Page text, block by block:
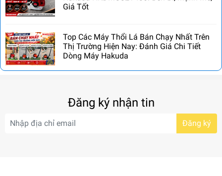
Giá Tốt
Top Các Máy Thổi Lá Bán Chạy Nhất Trên
Thị Trường Hiện Nay: Đánh Giá Chi Tiết
Dòng Máy Hakuda
Đăng ký nhận tin
Đăng ký